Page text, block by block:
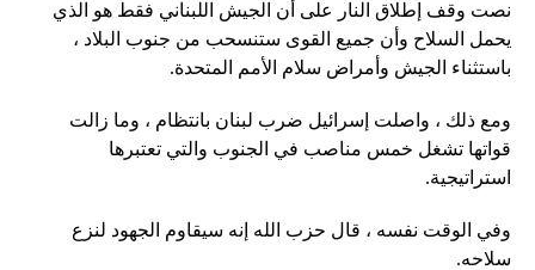
نصت وقف إطلاق النار على أن الجيش اللبناني فقط هو الذي
يحمل السلاح وأن جميع القوى ستنسحب من جنوب البلاد ،
باستثناء الجيش وأمراض سلام الأمم المتحدة.
ومع ذلك ، واصلت إسرائيل ضرب لبنان بانتظام ، وما زالت
قواتها تشغل خمس مناصب في الجنوب والتي تعتبرها
استراتيجية.
وفي الوقت نفسه ، قال حزب الله إنه سيقاوم الجهود لنزع
سلاحه.